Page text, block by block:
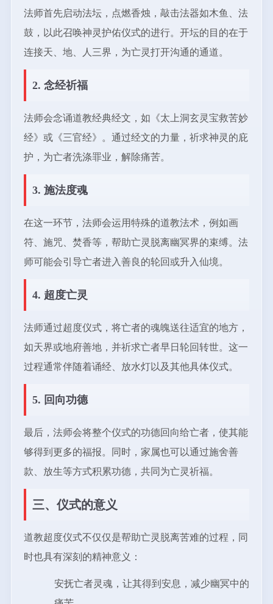
法师首先启动法坛，点燃香烛，敲击法器如木鱼、法
鼓，以此召唤神灵护佑仪式的进行。开坛的目的在于
连接天、地、人三界，为亡灵打开沟通的通道。
2. 念经祈福
法师会念诵道教经典经文，如《太上洞玄灵宝救苦妙
经》或《三官经》。通过经文的力量，祈求神灵的庇
护，为亡者洗涤罪业，解除痛苦。
3. 施法度魂
在这一环节，法师会运用特殊的道教法术，例如画
符、施咒、焚香等，帮助亡灵脱离幽冥界的束缚。法
师可能会引导亡者进入善良的轮回或升入仙境。
4. 超度亡灵
法师通过超度仪式，将亡者的魂魄送往适宜的地方，
如天界或地府善地，并祈求亡者早日轮回转世。这一
过程通常伴随着诵经、放水灯以及其他具体仪式。
5. 回向功德
最后，法师会将整个仪式的功德回向给亡者，使其能
够得到更多的福报。同时，家属也可以通过施舍善
款、放生等方式积累功德，共同为亡灵祈福。
三、仪式的意义
道教超度仪式不仅仅是帮助亡灵脱离苦难的过程，同
时也具有深刻的精神意义：
安抚亡者灵魂，让其得到安息，减少幽冥中的